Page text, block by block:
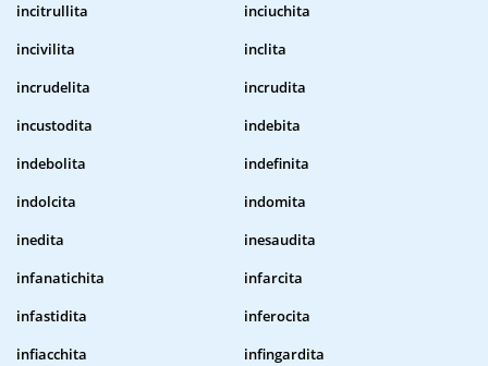
incitrullita
inciuchita
incivilita
inclita
incrudelita
incrudita
incustodita
indebita
indebolita
indefinita
indolcita
indomita
inedita
inesaudita
infanatichita
infarcita
infastidita
inferocita
infiacchita
infingardita